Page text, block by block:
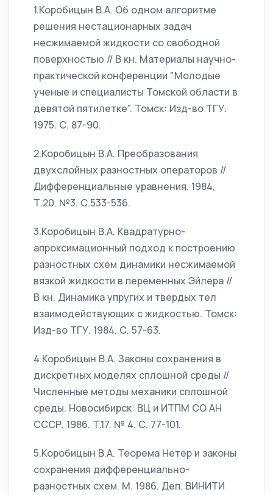
1.Коробицын В.А. Об одном алгоритме
решения нестационарных задач
несжимаемой жидкости со свободной
поверхностью // В кн. Материалы научно-
практической конференции "Молодые
ученые и специалисты Томской области в
девятой пятилетке". Томск: Изд-во ТГУ.
1975. С. 87-90.
2.Коробицын В.А. Преобразования
двухслойных разностных операторов //
Дифференциальные уравнения. 1984,
Т.20. №3. С.533-536.
3.Коробицын В.А. Квадратурно-
апроксимационный подход к построению
разностных схем динамики несжимаемой
вязкой жидкости в переменных Эйлера //
В кн. Динамика упругих и твердых тел
взаимодействующих с жидкостью. Томск:
Изд-во ТГУ. 1984. С. 57-63.
4.Коробицын В.А. Законы сохранения в
дискретных моделях сплошной среды //
Численные методы механики сплошной
среды. Новосибирск: ВЦ и ИТПМ СО АН
СССР. 1986. Т.17. № 4. С. 77-101.
5.Коробицын В.А. Теорема Нетер и законы
сохранения дифференциально-
разностных схем. М. 1986. Деп. ВИНИТИ